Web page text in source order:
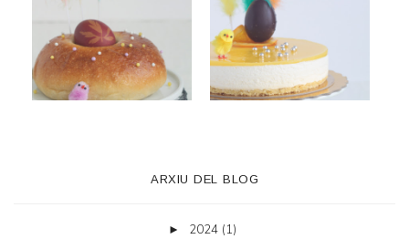
ARXIU DEL BLOG
► 2024 (1)